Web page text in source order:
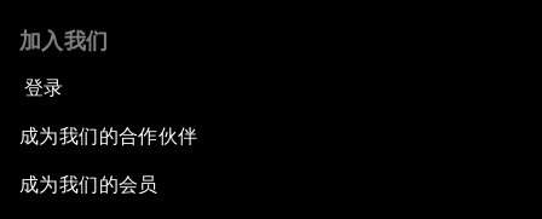
加入我们
登录
成为我们的合作伙伴
成为我们的会员